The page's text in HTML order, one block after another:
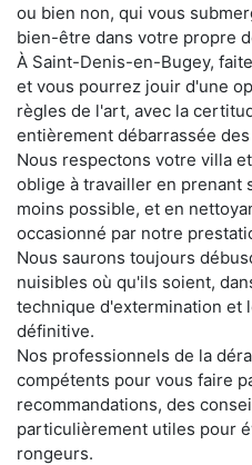
ou bien non, qui vous
bien-être dans votre propre
À Saint-Denis-en-Bugey,
et vous pourrez jouir d'une
règles de l'art, avec la
entièrement débarrassée
Nous respectons votre villa
oblige à travailler en prenant
moins possible, et en
occasionné par notre
Nous saurons toujours
nuisibles où qu'ils soient,
technique d'extermination et
définitive.
Nos professionnels de la
compétents pour vous faire
recommandations, des
particulièrement utiles pour
rongeurs.